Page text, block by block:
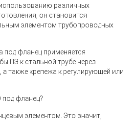
различных
он становится
элементом трубопроводных
под фланец применяется
ПЭ к стальной трубе через
а также крепежа к регулирующей или
под фланец?
элементом. Это значит,